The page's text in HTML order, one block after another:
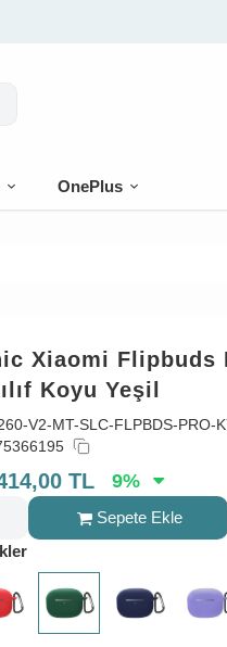
OnePlus
Xiaomi Flipbuds
Koyu Yeşil
V2-MT-SLC-FLPBDS-PRO-
TL 9%
Sepete Ekle